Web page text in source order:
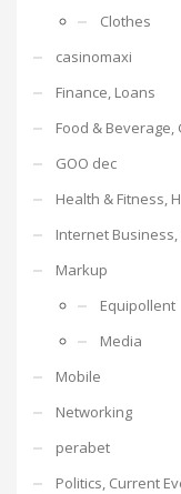
Clothes
casinomaxi
Finance, Loans
Food & Beverage,
GOO dec
Health & Fitness,
Internet
Markup
Equipollent
Media
Mobile
Networking
perabet
Politics, Current